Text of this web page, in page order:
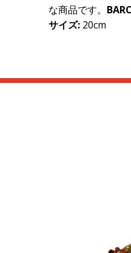
な商品です。
サイズ: 20cm